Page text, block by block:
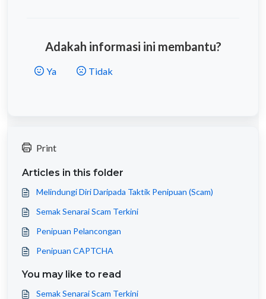
Adakah informasi ini membantu?
Tidak
Ya
Print
Articles in this folder
Melindungi Diri Daripada Taktik Penipuan (Scam)
Semak Senarai Scam Terkini
Penipuan Pelancongan
Penipuan CAPTCHA
You may like to read
Semak Senarai Scam Terkini